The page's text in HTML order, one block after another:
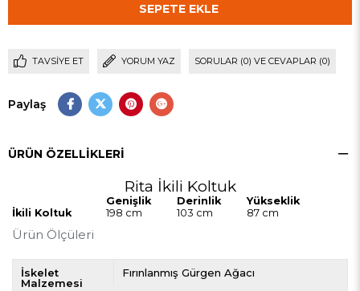
TAVSIYE ET YORUM YAZ SORULAR (0) VE CEVAPLAR (0)
Paylaş
ÜRÜN ÖZELLIKLERI
Rita İkili Koltuk
Ürün Ölçüleri
Genişlik Derinlik
Yükseklik
İkili Koltuk
198 cm 103 cm 87 cm
İskelet
Malzemesi
Fırınlanmış Gürgen Ağacı